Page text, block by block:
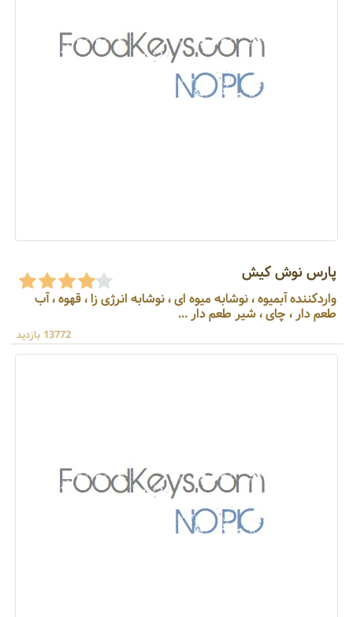
پارس نوش کیش
واردکننده آبمیوه ، نوشابه میوه ای ، نوشابه انرژی زا ، قهوه ، آب
طعم دار ، چای ، شیر طعم دار ...
13772 بازدید